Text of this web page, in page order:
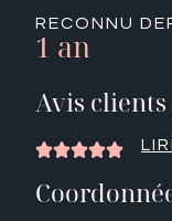
RECONNU
1 an
Avis
